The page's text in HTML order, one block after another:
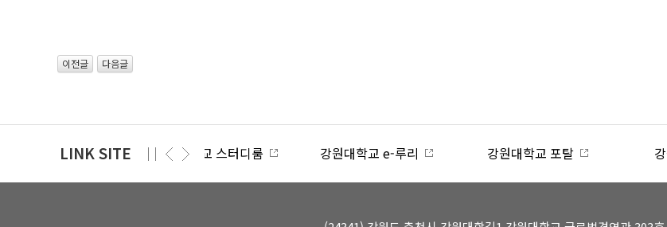
이전글 다음글
LINK SITE 강원대학교 e-루리 강원대학교 포탈 강원대학교 동아리연